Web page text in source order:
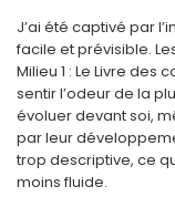
J’ai été captivé par
facile et prévisible.
Milieu 1 : Le Livre des
sentir l’odeur de la
évoluer devant soi,
par leur
trop descriptive, ce
moins fluide.